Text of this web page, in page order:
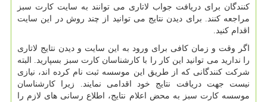
کنندگان برای دریافت جواب لاتاری می توانند به سایت کارت سبز
مراجعه کنند. برای دیدن نتایج می توانید از چند روش در این سایت
اقدام کنید.
اگر وقت و زمان کافی برای ورود به این سایت و دیدن نتایج لاتاری
را ندارید می توانید این کار را با کارشناسان کارت سبز بسپارید. البته
شرکت کنندگانی که از طریق این موسسه ثبت نام کرده اند، نیازی
نیست جهت دریافت نتایج خود اقدامی نمایند. زیرا کارشناسان
موسسه کارت سبز به محض اعلام نتایج، اطلاع رسانی های لازم را